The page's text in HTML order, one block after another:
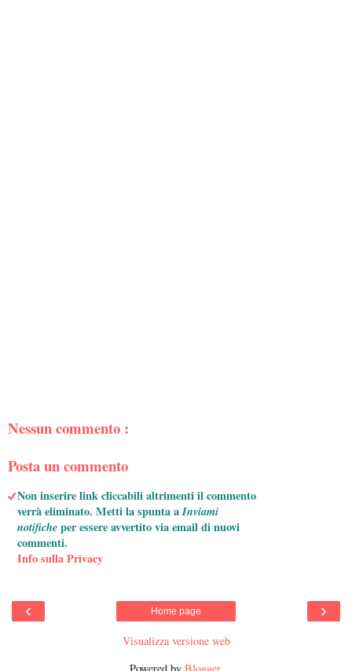
Nessun commento :
Posta un commento
Non inserire link cliccabili altrimenti il commento
verrà eliminato. Metti la spunta aInviami
notificheper essere avvertito via email di nuovi
commenti.
Info sulla Privacy
‹ ›
Home page
Visualizza versione web